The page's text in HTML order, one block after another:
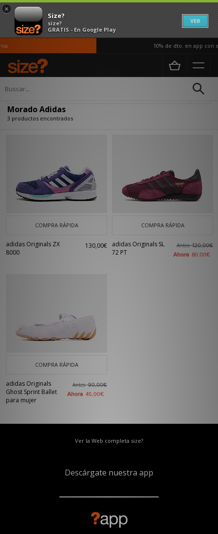
×
Size?
size?
GRATIS - En Google Play
VER
10% de dto. en app con
Página principal
Morado Adidas
3 productos encontrados
COMPRA RÁPIDA
adidas Originals ZX
8000
130,00€
COMPRA RÁPIDA
adidas Originals SL
72 PT
Antes120,00€
Ahora 80,00€
COMPRA RÁPIDA
adidas Originals
Ghost Sprint Ballet
para mujer
Antes90,00€
Ahora 45,00€
Ver la Web completa size?
Descárgate nuestra app